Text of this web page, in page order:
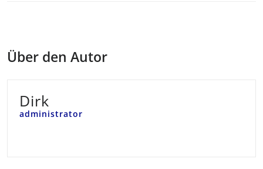
Über den Autor
Dirk
administrator